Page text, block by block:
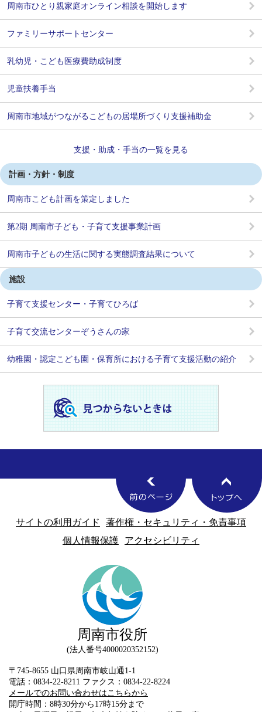
周南市ひとり親家庭オンライン相談を開始します
ファミリーサポートセンター
乳幼児・こども医療費助成制度
児童扶養手当
周南市地域がつながるこどもの居場所づくり支援補助金
支援・助成・手当の一覧を見る
計画・方針・制度
周南市こども計画を策定しました
第2期 周南市子ども・子育て支援事業計画
周南市子どもの生活に関する実態調査結果について
施設
子育て支援センター・子育てひろば
子育て交流センターぞうさんの家
幼稚園・認定こども園・保育所における子育て支援活動の紹介
サイトの利用ガイド
著作権・セキュリティ・免責事項
個人情報保護
アクセシビリティ
周南市役所
法人番号4000020352152
〒745-8655 山口県周南市岐山通1-1
電話：0834-22-8211 ファクス：0834-22-8224
メールでのお問い合わせはこちらから
開庁時間：8時30分から17時15分まで